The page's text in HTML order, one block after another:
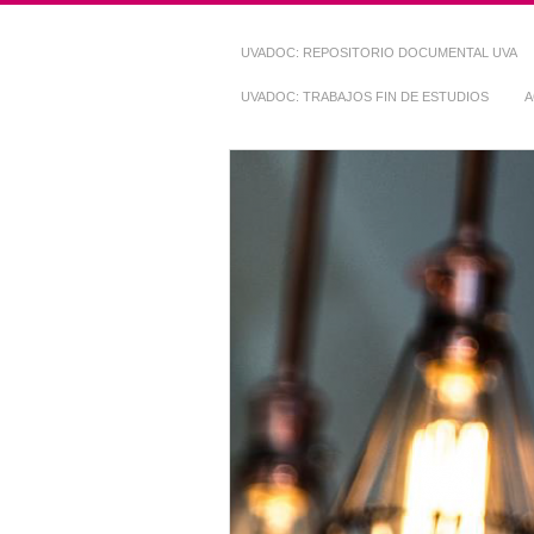
UVADOC: REPOSITORIO DOCUMENTAL UVA
UVADOC: TRABAJOS FIN DE ESTUDIOS
Repositorio
~ UVaDOC